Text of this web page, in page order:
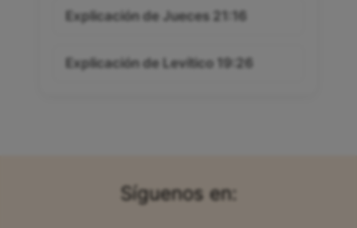
Explicación de Jueces 21:16
Explicación de Levítico 19:26
Síguenos en: